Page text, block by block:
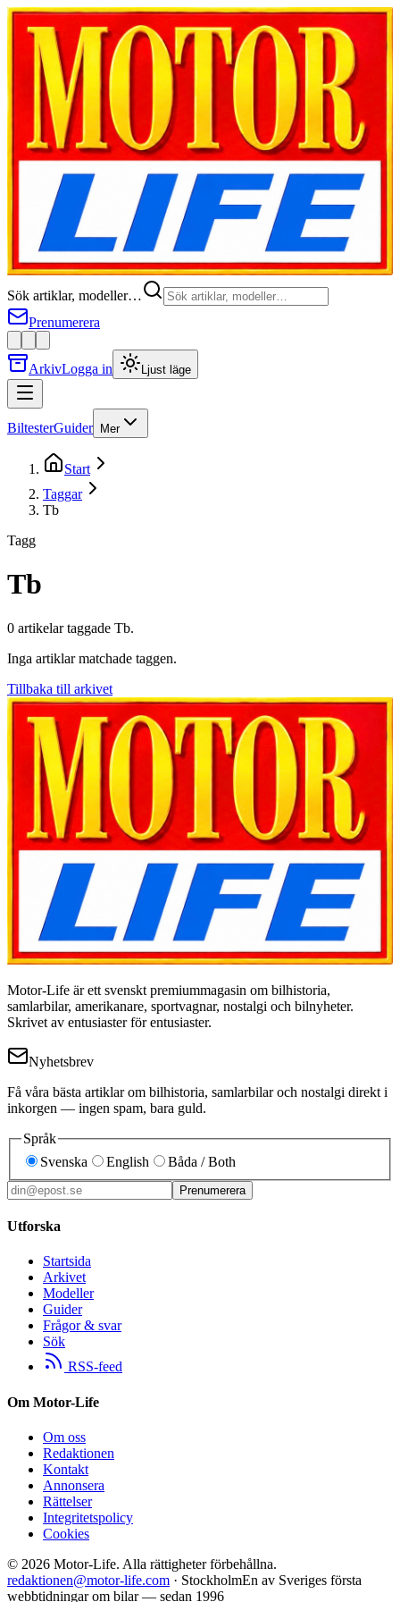
Sök artiklar, modeller…
Prenumerera
ArkivLogga in Ljust läge
BiltesterGuider Mer
Start
Taggar
Tb
Tagg
Tb
0 artikelartaggade Tb.
Inga artiklar matchade taggen.
Tillbaka till arkivet
Motor-Life är ett svenskt premiummagasin om bilhistoria,
samlarbilar, amerikanare, sportvagnar, nostalgi och bilnyheter.
Skrivet av entusiaster för entusiaster.
Nyhetsbrev
Få våra bästa artiklar om bilhistoria, samlarbilar och nostalgi direkt i
inkorgen — ingen spam, bara guld.
Språk
Svenska
English Båda / Both
Prenumerera
Utforska
Startsida
Arkivet
Modeller
Guider
Frågor & svar
Sök
RSS-feed
Om Motor-Life
Om oss
Redaktionen
Kontakt
Annonsera
Rättelser
Integritetspolicy
Cookies
© 2026 Motor-Life. Alla rättigheter förbehållna.
redaktionen@motor-life.com · StockholmEn av Sveriges första
webbtidningar om bilar — sedan 1996